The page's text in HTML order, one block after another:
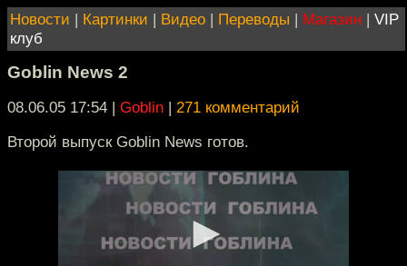
Новости | Картинки | Видео | Переводы | Магазин | VIP
клуб
Goblin News 2
08.06.05 17:54 | Goblin | 271 комментарий
Второй выпуск Goblin News готов.